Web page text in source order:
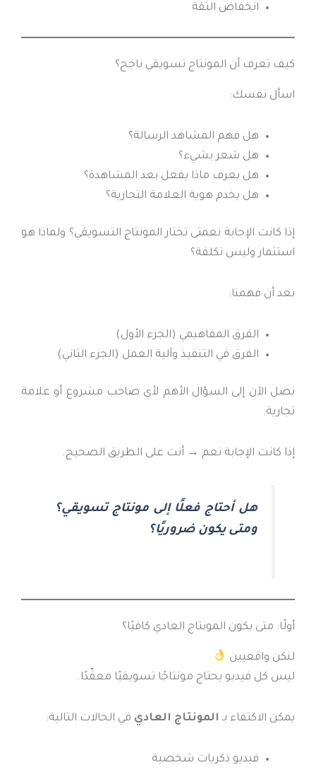
انخفاض الثقة
كيف تعرف أن المونتاج تسويقي ناجح؟
اسأل نفسك:
هل فهم المشاهد الرسالة؟
هل شعر بشيء؟
هل يعرف ماذا يفعل بعد المشاهدة؟
هل يخدم هوية العلامة التجارية؟
إذا كانت الإجابة نعمتى تختار المونتاج التسويقي؟ ولماذا هو
استثمار وليس تكلفة؟
بعد أن فهمنا:
الفرق المفاهيمي (الجزء الأول)
الفرق في التنفيذ وآلية العمل (الجزء الثاني)
نصل الآن إلى السؤال الأهم لأي صاحب مشروع أو علامة
تجارية:
إذا كانت الإجابة نعم → أنت على الطريق الصحيح.
هل أحتاج فعلًا إلى مونتاج تسويقي؟
ومتى يكون ضروريًا؟
أولًا: متى يكون المونتاج العادي كافيًا؟
لنكن واقعيين
ليس كل فيديو يحتاج مونتاجًا تسويقيًا معقّدًا.
يمكن الاكتفاء بـالمونتاج العاديفي الحالات التالية:
فيديو ذكريات شخصية